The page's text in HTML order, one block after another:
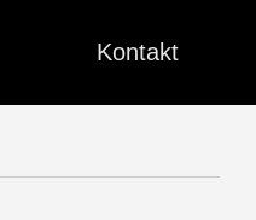
Kontakt